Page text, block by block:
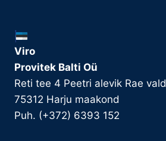
Viro
Provitek Balti Oü
Reti tee 4 Peetri alevik Rae vald
75312 Harju maakond
Puh. (+372) 6393 152